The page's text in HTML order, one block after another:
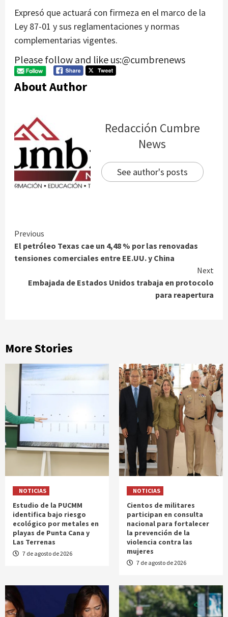
Expresó que actuará con firmeza en el marco de la
Ley 87-01 y sus reglamentaciones y normas
complementarias vigentes.
Please follow and like us:@cumbrenews
About Author
Redacción Cumbre
News
See author's posts
Continue
Reading
Previous
El petróleo Texas cae un 4,48 % por las renovadas
tensiones comerciales entre EE.UU. y China
Next
Embajada de Estados Unidos trabaja en protocolo
para reapertura
More Stories
NOTICIAS
Estudio de la PUCMM
identifica bajo riesgo
ecológico por metales en
playas de Punta Cana y
Las Terrenas
7 de agosto de 2026
NOTICIAS
Cientos de militares
participan en consulta
nacional para fortalecer
la prevención de la
violencia contra las
mujeres
7 de agosto de 2026